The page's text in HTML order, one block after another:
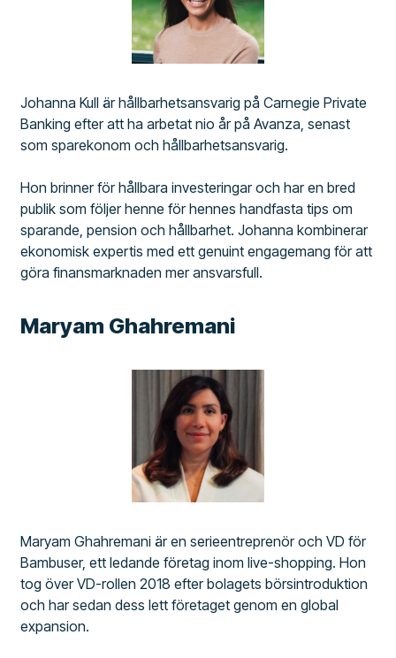
Johanna Kull är hållbarhetsansvarig på Carnegie Private
Banking efter att ha arbetat nio år på Avanza, senast
som sparekonom och hållbarhetsansvarig.
Hon brinner för hållbara investeringar och har en bred
publik som följer henne för hennes handfasta tips om
sparande, pension och hållbarhet. Johanna kombinerar
ekonomisk expertis med ett genuint engagemang för att
göra finansmarknaden mer ansvarsfull.
Maryam Ghahremani
Maryam Ghahremani är en serieentreprenör och VD för
Bambuser, ett ledande företag inom live-shopping. Hon
tog över VD-rollen 2018 efter bolagets börsintroduktion
och har sedan dess lett företaget genom en global
expansion.